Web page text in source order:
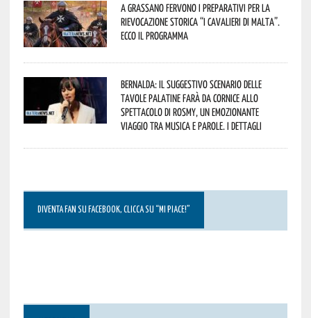
A Grassano fervono i preparativi per la
Rievocazione Storica “I CAVALIERI DI MALTA”.
Ecco il programma
Bernalda: il suggestivo scenario delle
Tavole Palatine farà da cornice allo
spettacolo di Rosmy, un emozionante
viaggio tra musica e parole. I dettagli
DIVENTA FAN SU FACEBOOK, CLICCA SU “MI PIACE!”